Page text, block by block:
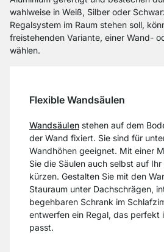
wahlweise in Weiß, Silber oder
Regalsystem im Raum stehen soll,
freistehenden Variante, einer Wand-
wählen.
Flexible Wandsäulen
Wandsäulen stehen auf dem
der Wand fixiert. Sie sind für
Wandhöhen geeignet. Mit einer
Sie die Säulen auch selbst auf
kürzen. Gestalten Sie mit den
Stauraum unter Dachschrägen,
begehbaren Schrank im
entwerfen ein Regal, das perfekt
passt.